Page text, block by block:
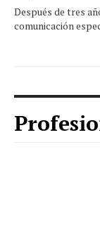
Después de tres
comunicación